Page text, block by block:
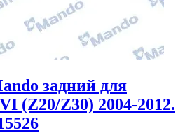
задний для
(Z20/Z30) 2004-2012.